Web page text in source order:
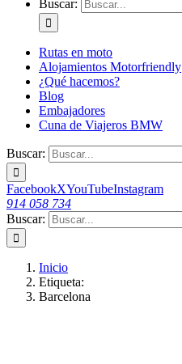
Buscar:
Rutas en moto
Alojamientos Motorfriendly
¿Qué hacemos?
Blog
Embajadores
Cuna de Viajeros BMW
Buscar:
FacebookXYouTubeInstagram
914 058 734
Buscar:
Inicio
Etiqueta:
Barcelona